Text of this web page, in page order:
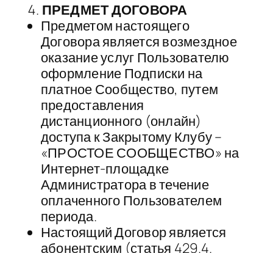
ПРЕДМЕТ ДОГОВОРА
Предметом настоящего
Договора является возмездное
оказание услуг Пользователю
оформление Подписки на
платное Сообщество, путем
предоставления
дистанционного (онлайн)
доступа к Закрытому Клубу –
«ПРОСТОЕ СООБЩЕСТВО» на
Интернет-площадке
Администратора в течение
оплаченного Пользователем
периода.
Настоящий Договор является
абонентским (статья 429.4.